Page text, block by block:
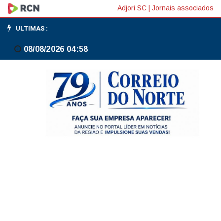
Japão
gasta
em
recorde
Adjori SC Jornais associados
ULTIMAS :
08/08/2026 04:58